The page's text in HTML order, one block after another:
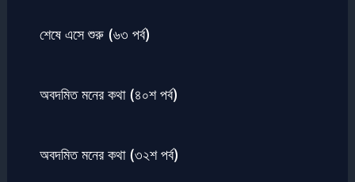
শেষে এসে শুরু (৬৩ পর্ব)
অবদমিত মনের কথা (৪০শ পর্ব)
অবদমিত মনের কথা (৩২শ পর্ব)